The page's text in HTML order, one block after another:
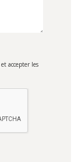
et accepter les